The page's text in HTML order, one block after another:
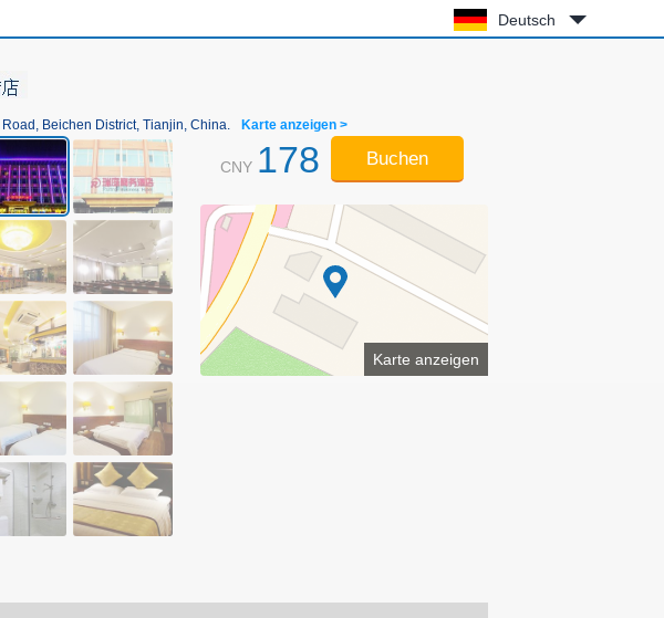
Deutsch
Beichen District, Tianjin, China. Karte anzeigen >
CNY 178 Buchen
Karte anzeigen